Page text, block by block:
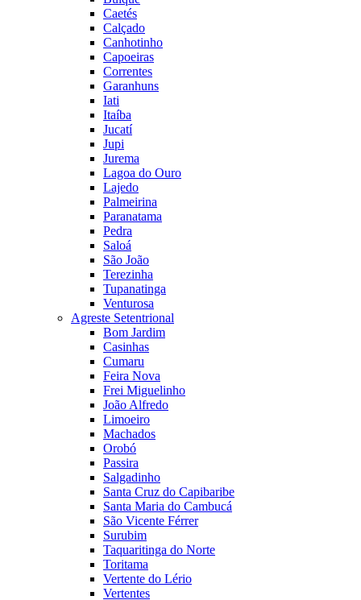
Caetés
Calçado
Canhotinho
Capoeiras
Correntes
Garanhuns
Iati
Itaíba
Jucatí
Jupi
Jurema
Lagoa do Ouro
Lajedo
Palmeirina
Paranatama
Pedra
Saloá
São João
Terezinha
Tupanatinga
Venturosa
Agreste Setentrional
Bom Jardim
Casinhas
Cumaru
Feira Nova
Frei Miguelinho
João Alfredo
Limoeiro
Machados
Orobó
Passira
Salgadinho
Santa Cruz do Capibaribe
Santa Maria do Cambucá
São Vicente Férrer
Surubim
Taquaritinga do Norte
Toritama
Vertente do Lério
Vertentes